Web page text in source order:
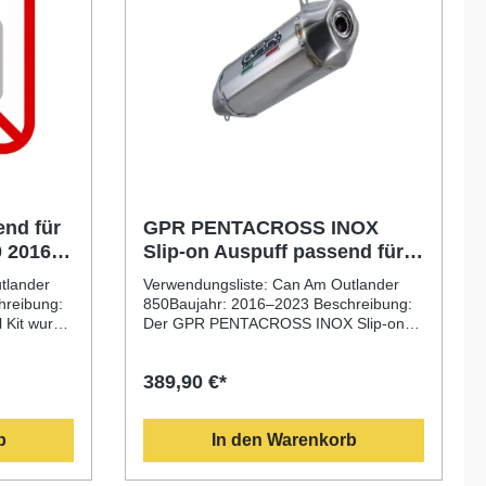
für
2016-
wurde
850
in der
vereint
GPR PENTACROSS INOX
Slip-on Auspuff passend für
Can Am Outlander 850 2016-
2023
Verwendungsliste: Can Am Outlander
850Baujahr: 2016–2023 Beschreibung:
Der GPR PENTACROSS INOX Slip-on
Kombination aus italienischem Design,
Gewichtsreduzierung. Dank seiner
hochwertigen Edelstahlkonstruktion
(INOX) bietet er eine lange Lebensdauer
und ein sportliches Klangbild. Die Anlage
389,90 €*
In den Warenkorb